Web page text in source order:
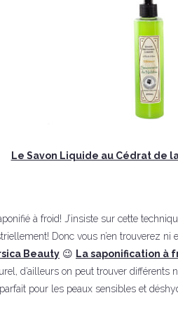
Le Savon Liquide au Cédrat de
à froid! J’insiste sur cette
Donc vous n’en trouverez
Beauty 😉 La saponification à
d’ailleurs on peut trouver différents
pour les peaux sensibles et